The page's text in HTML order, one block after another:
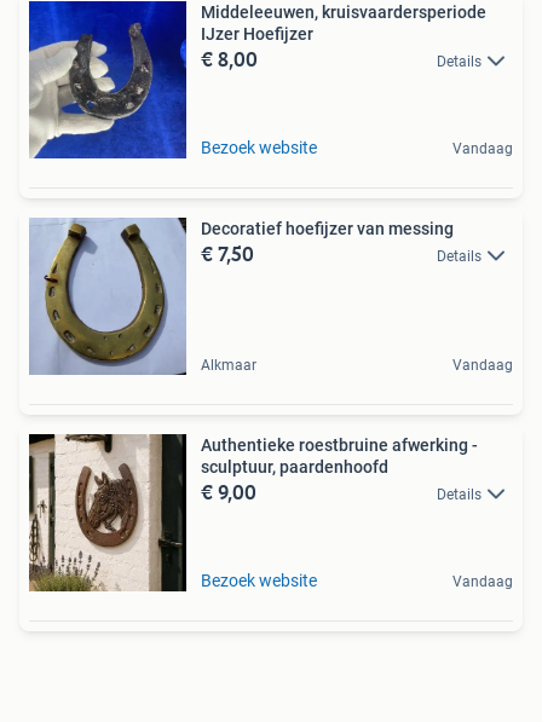
Middeleeuwen, kruisvaardersperiode
IJzer Hoefijzer
€ 8,00 Details
Bezoek website Vandaag
Decoratief hoefijzer van messing
€ 7,50 Details
Alkmaar Vandaag
Authentieke roestbruine afwerking -
sculptuur, paardenhoofd
€ 9,00 Details
Bezoek website Vandaag